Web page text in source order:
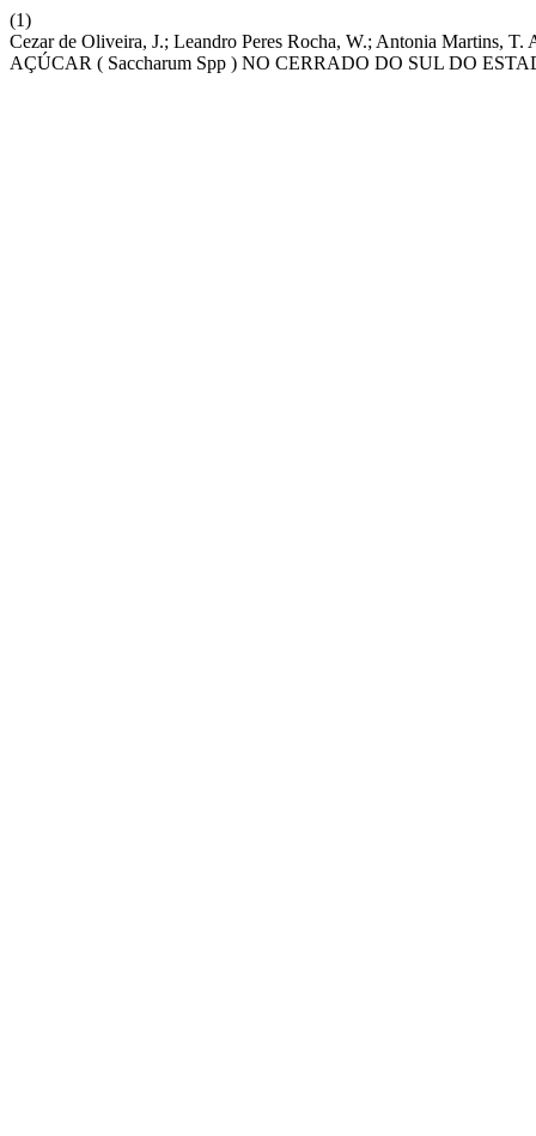
(1)
Cezar de Oliveira, J.; Leandro Peres Rocha, W.; Antonia
AÇÚCAR ( Saccharum Spp ) NO CERRADO DO SUL DO